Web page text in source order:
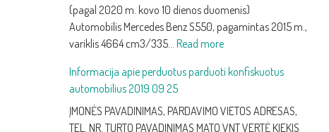
(pagal 2020 m. kovo 10 dienos duomenis)
Automobilis Mercedes Benz S550, pagamintas 2015 m.,
variklis 4664 cm3/335… Read more:
m.
3
d.
Informacija apie perduotus parduoti konfiskuotus
automobilius 2019 09 25
ĮMONĖS PAVADINIMAS, PARDAVIMO VIETOS ADRESAS,
TEL. NR. TURTO PAVADINIMAS MATO VNT VERTĖ KIEKIS